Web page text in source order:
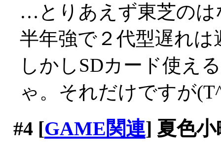
…とりあえず東芝のは
半年強で２代型遅れは
しかしSDカード使え
ゃ。それだけですが
#4[GAME関連] 夏色小